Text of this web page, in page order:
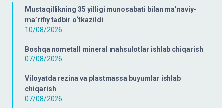
Mustaqillikning 35 yilligi munosabati bilan ma’naviy-
ma’rifiy tadbir o‘tkazildi
10/08/2026
Boshqa nometall mineral mahsulotlar ishlab chiqarish
07/08/2026
Viloyatda rezina va plastmassa buyumlar ishlab
chiqarish
07/08/2026